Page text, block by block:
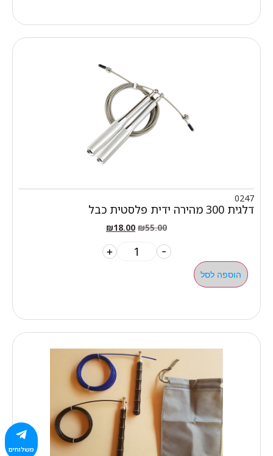
0247
דלגית 300 מהירה ידית פלסטית כבל
₪55.00
₪18.00
-
+
הוספה לסל
משלוחים